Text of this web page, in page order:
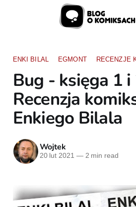
ENKI BILAL EGMONT RECENZJE
Bug - księga 1 i
Recenzja
Enkiego Bilala
Wojtek
20 lut 2021 —2 min read